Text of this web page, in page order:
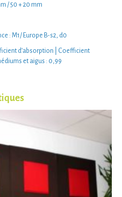
/ 50 + 20 mm
: M1/ Europe B-s2, d0
d’absorption | Coefficient
et aigus : 0,99